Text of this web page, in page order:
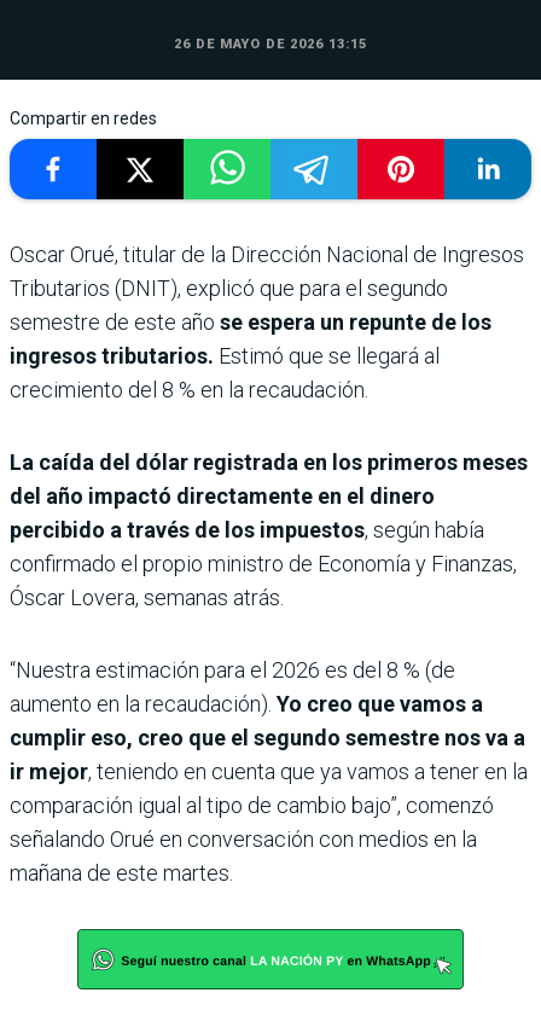
26 DE MAYO DE 2026 13:15
Compartir en redes
Oscar Orué, titular de la Dirección Nacional de Ingresos
Tributarios (DNIT), explicó que para el segundo
semestre de este año se espera un repunte de los
ingresos tributarios. Estimó que se llegará al
crecimiento del 8 % en la recaudación.
La caída del dólar registrada en los primeros meses
del año impactó directamente en el dinero
percibido a través de los impuestos, según había
confirmado el propio ministro de Economía y Finanzas,
Óscar Lovera, semanas atrás.
“Nuestra estimación para el 2026 es del 8 % (de
aumento en la recaudación). Yo creo que vamos a
cumplir eso, creo que el segundo semestre nos va a
ir mejor, teniendo en cuenta que ya vamos a tener en la
comparación igual al tipo de cambio bajo”, comenzó
señalando Orué en conversación con medios en la
mañana de este martes.